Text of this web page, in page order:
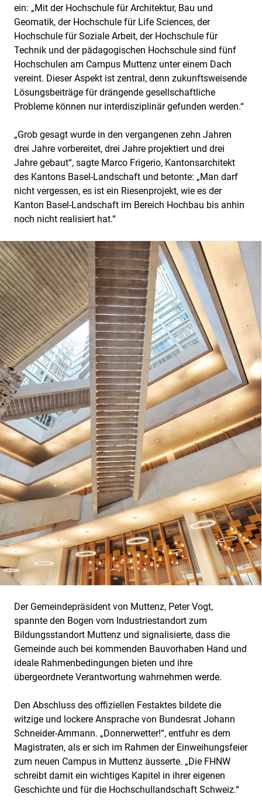
ein: „Mit der Hochschule für Architektur, Bau und
Geomatik, der Hochschule für Life Sciences, der
Hochschule für Soziale Arbeit, der Hochschule für
Technik und der pädagogischen Hochschule sind fünf
Hochschulen am Campus Muttenz unter einem Dach
vereint. Dieser Aspekt ist zentral, denn zukunftsweisende
Lösungsbeiträge für drängende gesellschaftliche
Probleme können nur interdisziplinär gefunden werden.“
„Grob gesagt wurde in den vergangenen zehn Jahren
drei Jahre vorbereitet, drei Jahre projektiert und drei
Jahre gebaut“, sagte Marco Frigerio, Kantonsarchitekt
des Kantons Basel-Landschaft und betonte: „Man darf
nicht vergessen, es ist ein Riesenprojekt, wie es der
Kanton Basel-Landschaft im Bereich Hochbau bis anhin
noch nicht realisiert hat.“
Der Gemeindepräsident von Muttenz, Peter Vogt,
spannte den Bogen vom Industriestandort zum
Bildungsstandort Muttenz und signalisierte, dass die
Gemeinde auch bei kommenden Bauvorhaben Hand und
ideale Rahmenbedingungen bieten und ihre
übergeordnete Verantwortung wahrnehmen werde.
Den Abschluss des offiziellen Festaktes bildete die
witzige und lockere Ansprache von Bundesrat Johann
Schneider-Ammann. „Donnerwetter!“, entfuhr es dem
Magistraten, als er sich im Rahmen der Einweihungsfeier
zum neuen Campus in Muttenz äusserte. „Die FHNW
schreibt damit ein wichtiges Kapitel in ihrer eigenen
Geschichte und für die Hochschullandschaft Schweiz.“